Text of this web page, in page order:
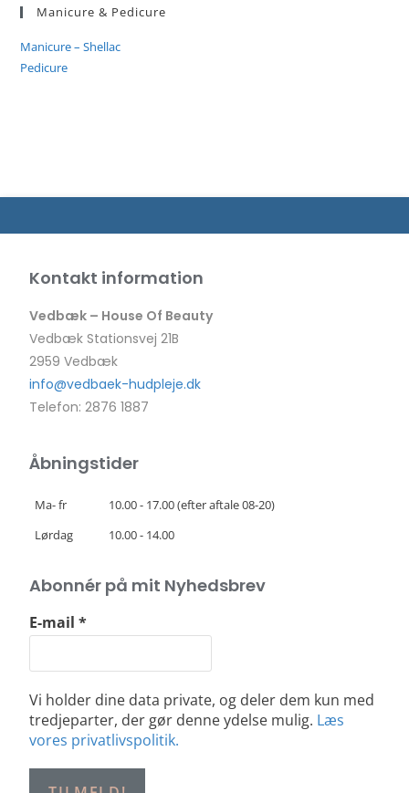
Manicure & Pedicure
Manicure – Shellac
Pedicure
Kontakt information
Vedbæk – House Of Beauty
Vedbæk Stationsvej 21B
2959 Vedbæk
info@vedbaek-hudpleje.dk
Telefon: 2876 1887
Åbningstider
Ma- fr
10.00 - 17.00 (efter aftale 08-20)
Lørdag
10.00 - 14.00
Abonnér på mit Nyhedsbrev
E-mail*
Vi holder dine data private, og deler dem kun med
tredjeparter, der gør denne ydelse mulig. Læs
vores privatlivspolitik.